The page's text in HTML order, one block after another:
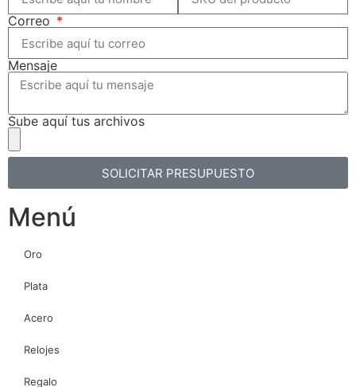
Correo
Mensaje
Sube aquí tus archivos
SOLICITAR PRESUPUESTO
Menú
Oro
Plata
Acero
Relojes
Regalo